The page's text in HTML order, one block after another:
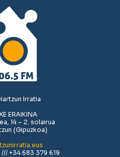
Irratia
ERAIKINA
14 – 2. solairua
(Gipuzkoa)
/// +34 683 379 619